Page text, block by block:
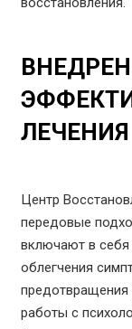
ЛЕЧЕНИЯ
Центр
передовые
включают в себя
облегчения
предотвращения
работы с